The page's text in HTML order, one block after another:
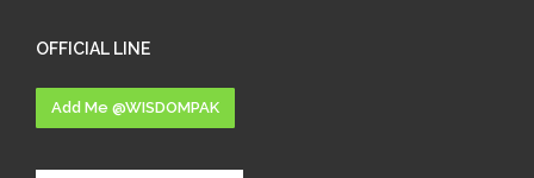
OFFICIAL LINE
Add Me @WISDOMPAK